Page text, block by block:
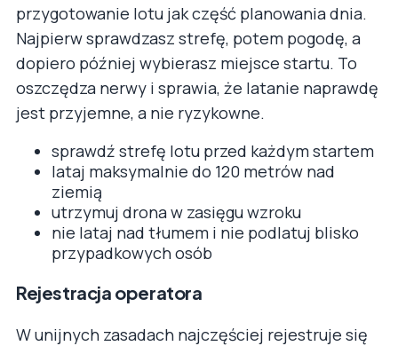
przygotowanie lotu jak część planowania dnia.
Najpierw sprawdzasz strefę, potem pogodę, a
dopiero później wybierasz miejsce startu. To
oszczędza nerwy i sprawia, że latanie naprawdę
jest przyjemne, a nie ryzykowne.
sprawdź strefę lotu przed każdym startem
lataj maksymalnie do 120 metrów nad
ziemią
utrzymuj drona w zasięgu wzroku
nie lataj nad tłumem i nie podlatuj blisko
przypadkowych osób
Rejestracja operatora
W unijnych zasadach najczęściej rejestruje się